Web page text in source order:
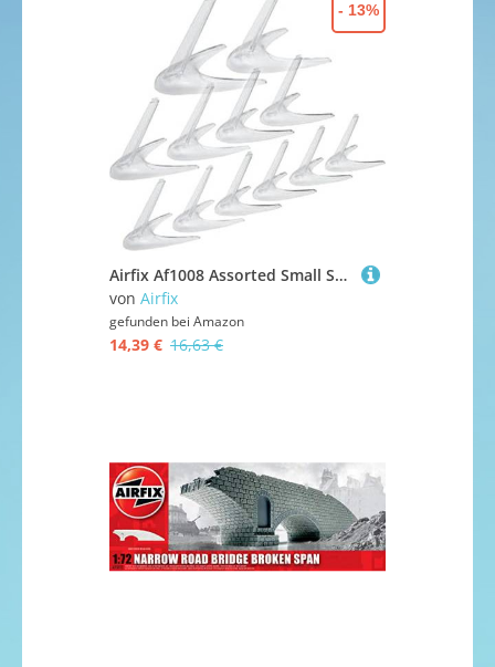
Airfix Af1008 Assorted Small Stands
von Airfix
gefunden bei Amazon
14,39 € 16,63 €
- 13%